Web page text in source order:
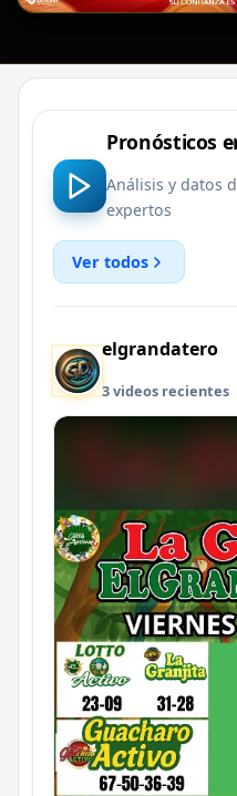
Pronósticos
Análisis y datos
expertos
Ver todos
elgrandatero
3 videos recientes